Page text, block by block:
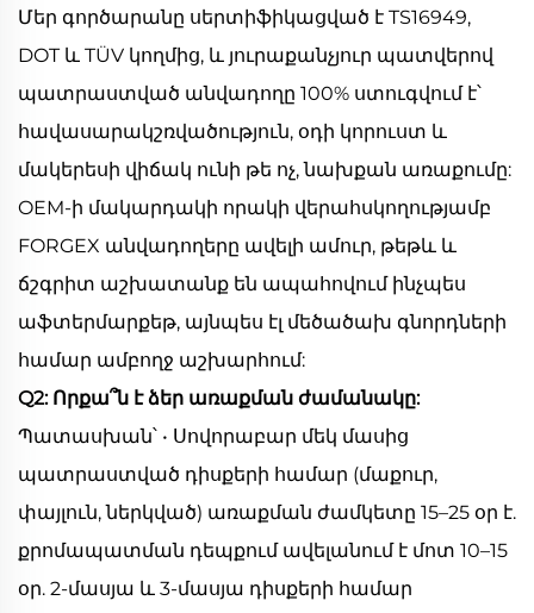
Մեր գործարանը սերտիֆիկացված է TS16949,
DOT և TÜV կողմից, և յուրաքանչյուր պատվերով
պատրաստված անվադողը 100% ստուգվում է՝
հավասարակշռվածություն, օդի կորուստ և
մակերեսի վիճակ ունի թե ոչ, նախքան առաքումը:
OEM-ի մակարդակի որակի վերահսկողությամբ
FORGEX անվադողերը ավելի ամուր, թեթև և
ճշգրիտ աշխատանք են ապահովում ինչպես
աֆտերմարքեթ, այնպես էլ մեծածախ գնորդների
համար ամբողջ աշխարհում:
Q2: Որքա՞ն է ձեր առաքման ժամանակը:
Պատասխան՝ • Սովորաբար մեկ մասից
պատրաստված դիսքերի համար (մաքուր,
փայլուն, ներկված) առաքման ժամկետը 15–25 օր է.
քրոմապատման դեպքում ավելանում է մոտ 10–15
օր. 2-մասյա և 3-մասյա դիսքերի համար